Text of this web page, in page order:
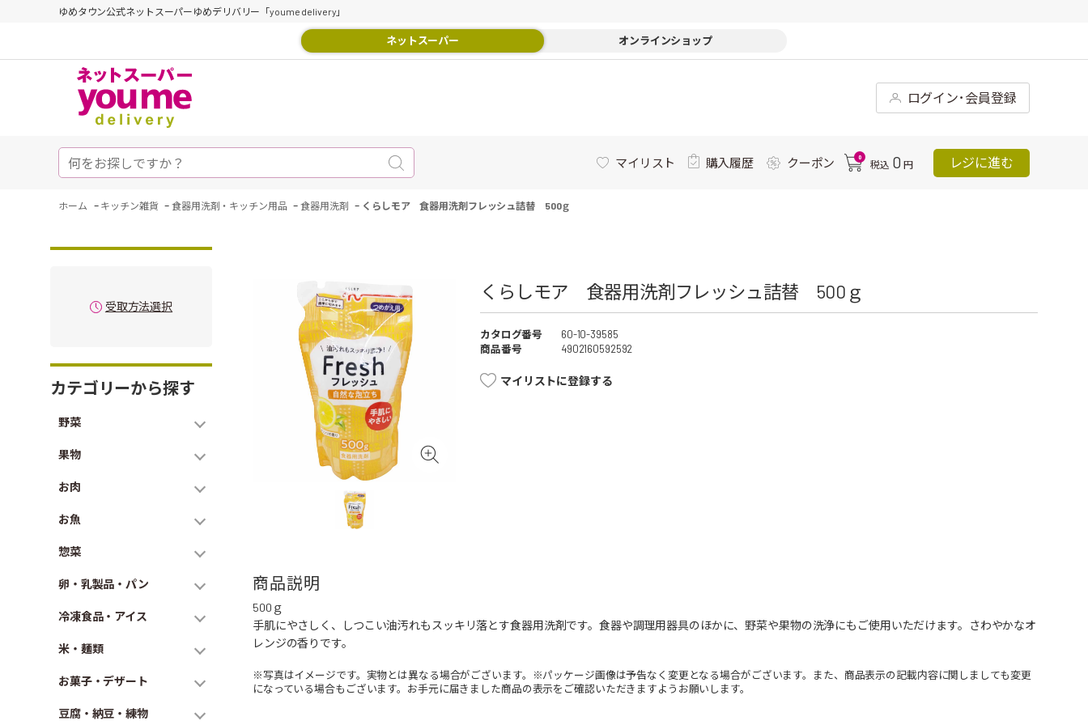
ゆめタウン公式ネットスーパーゆめデリバリー「youme delivery」
ネットスーパー オンラインショップ
ログイン･会員登録
マイリスト 購入履歴 クーポン 0
税込 0 円 レジに進む
ホーム - キッチン雑貨 -食器用洗剤・キッチン用品 -食器用洗剤 - くらしモア 食器用洗剤フレッシュ詰替 500ｇ
受取方法選択
カテゴリーから探す
野菜
果物
お肉
お魚
惣菜
卵・乳製品・パン
冷凍食品・アイス
米・麺類
お菓子・デザート
豆腐・納豆・練物
くらしモア 食器用洗剤フレッシュ詰替 500ｇ
カタログ番号
60-10-39585
商品番号
4902160592592
マイリストに登録する
商品説明
500ｇ
手肌にやさしく、しつこい油汚れもスッキリ落とす食器用洗剤です。食器や調理用器具のほかに、野菜や果物の洗浄にもご使用いただけます。さわやかなオ
レンジの香りです。
※写真はイメージです。実物とは異なる場合がございます。※パッケージ画像は予告なく変更となる場合がございます。また、商品表示の記載内容に関しましても変更
になっている場合もございます。お手元に届きました商品の表示をご確認いただきますようお願いします。